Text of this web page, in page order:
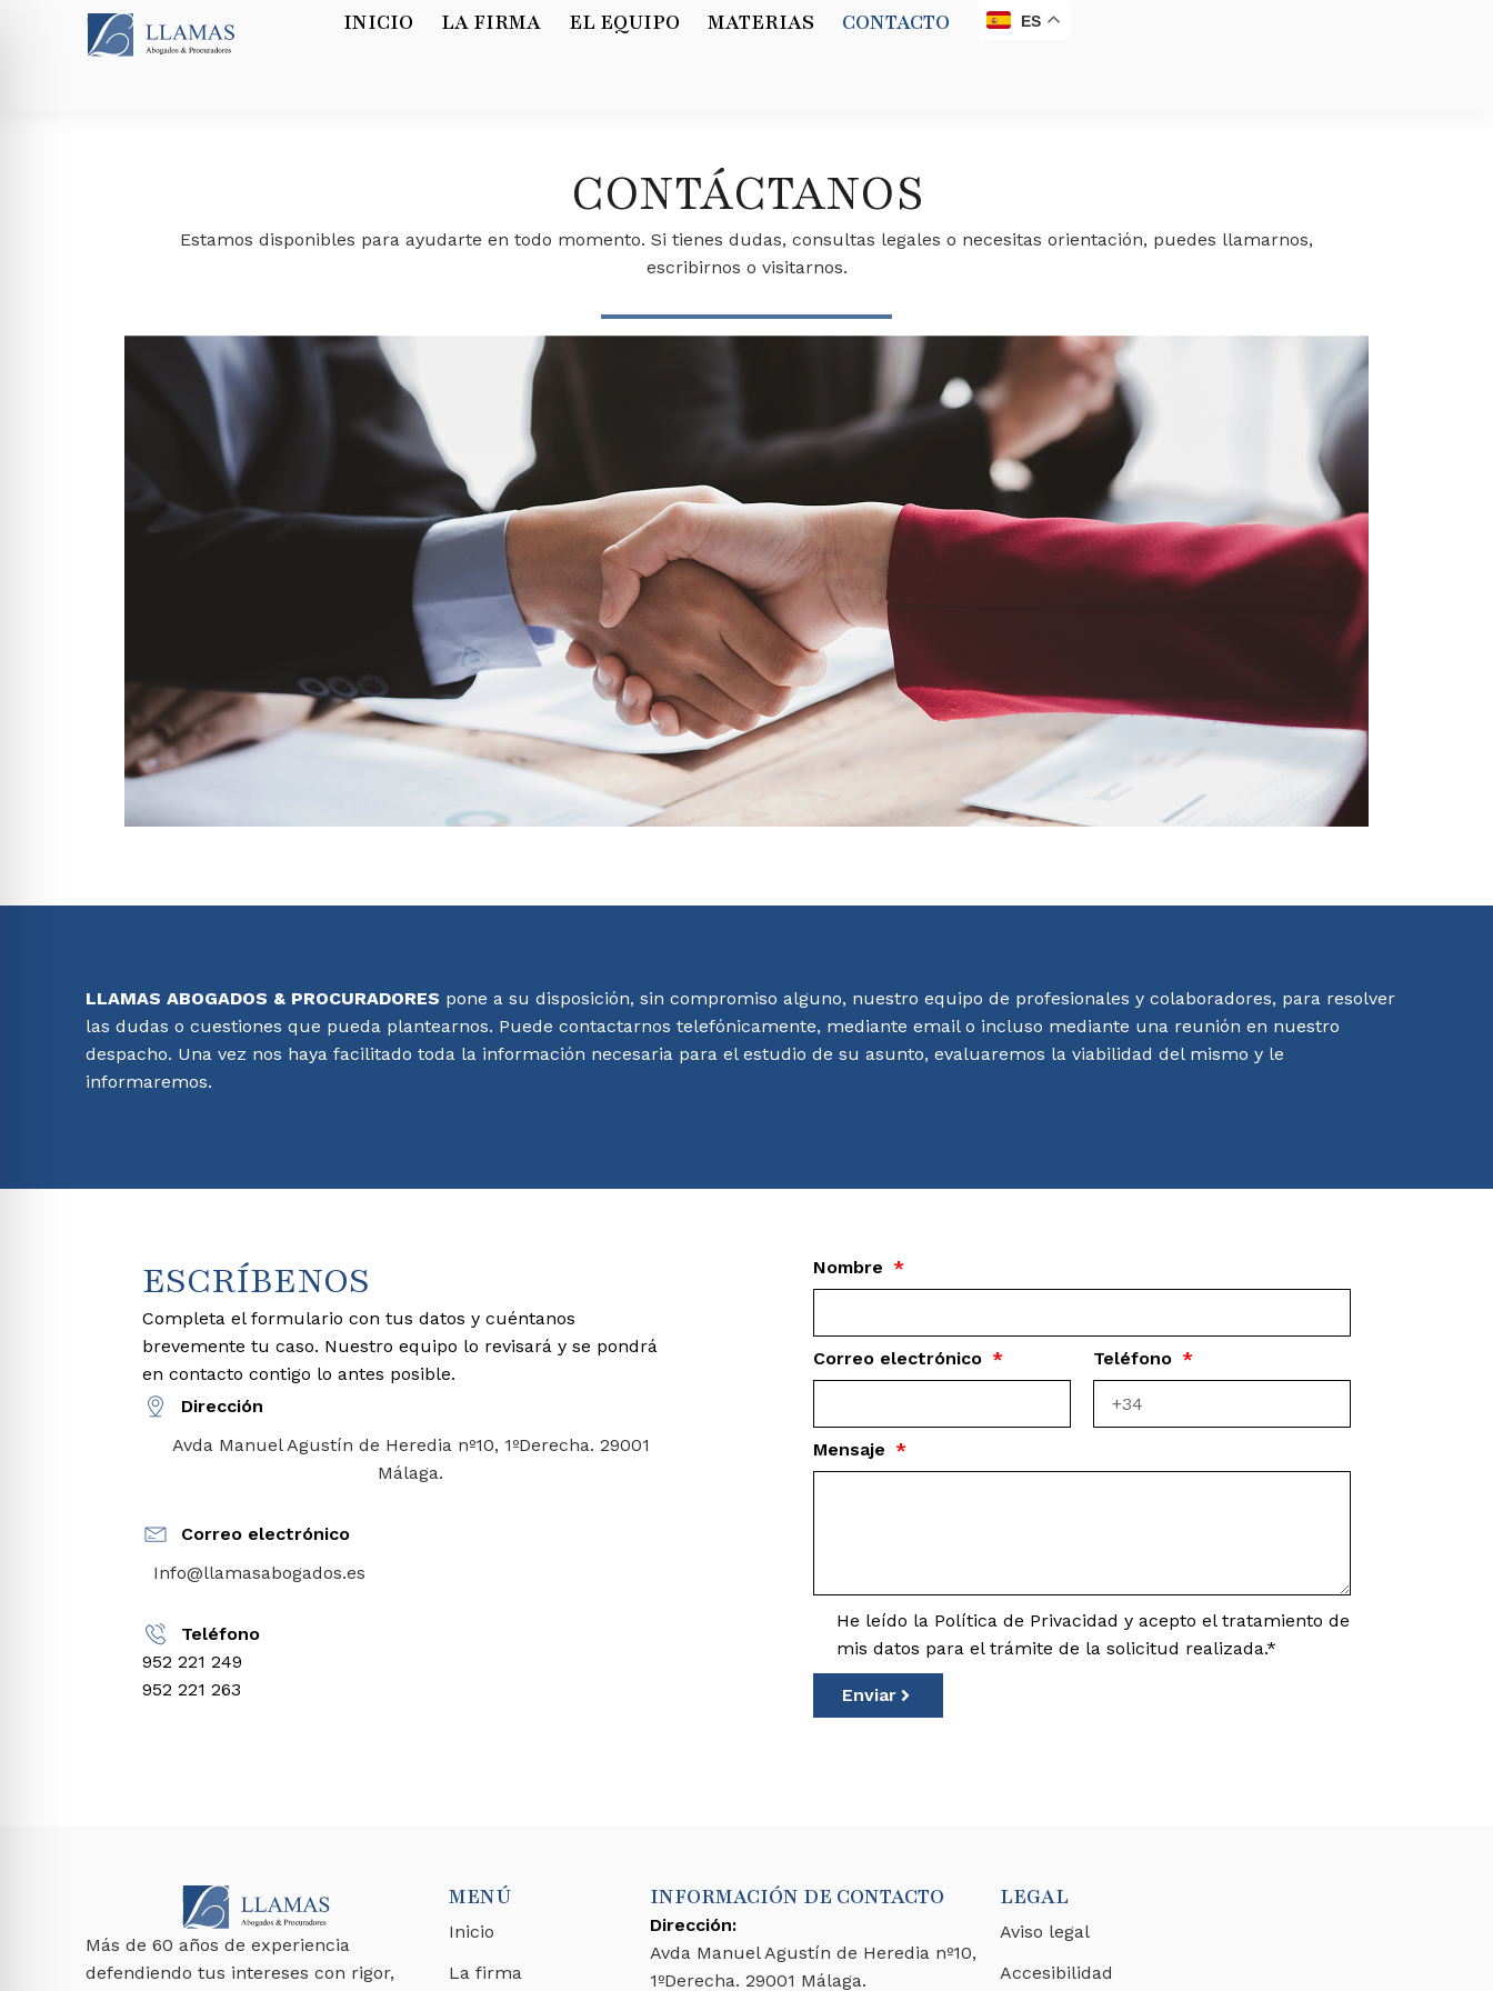
INICIO LA FIRMA EL EQUIPO MATERIAS CONTACTO ES
CONTÁCTANOS
Estamos disponibles para ayudarte en todo momento. Si tienes dudas, consultas legales o necesitas orientación, puedes llamarnos,
escribirnos o visitarnos.
LLAMAS ABOGADOS & PROCURADORES pone a su disposición, sin compromiso alguno, nuestro equipo de profesionales y colaboradores, para resolver
las dudas o cuestiones que pueda plantearnos. Puede contactarnos telefónicamente, mediante email o incluso mediante una reunión en nuestro
despacho. Una vez nos haya facilitado toda la información necesaria para el estudio de su asunto, evaluaremos la viabilidad del mismo y le
informaremos.
ESCRÍBENOS
Completa el formulario con tus datos y cuéntanos
brevemente tu caso. Nuestro equipo lo revisará y se pondrá
en contacto contigo lo antes posible.
Dirección
Avda Manuel Agustín de Heredia nº10, 1ºDerecha. 29001
Málaga.
Correo electrónico
Info@llamasabogados.es
Teléfono
952 221 249
952 221 263
Nombre
Correo electrónico Teléfono
Mensaje
He leído la Política de Privacidad y acepto el tratamiento de
mis datos para el trámite de la solicitud realizada.*
Enviar
Más de 60 años de experiencia
defendiendo tus intereses con rigor,
MENÚ
Inicio
La firma
INFORMACIÓN DE CONTACTO
Dirección:
Avda Manuel Agustín de Heredia nº10,
1ºDerecha. 29001 Málaga.
LEGAL
Aviso legal
Accesibilidad